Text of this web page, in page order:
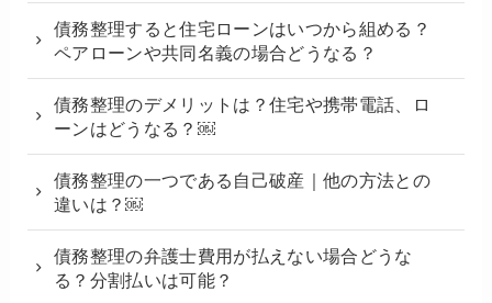
債務整理すると住宅ローンはいつから組める？
ペアローンや共同名義の場合どうなる？
債務整理のデメリットは？住宅や携帯電話、ロ
ーンはどうなる？￼
債務整理の一つである自己破産｜他の方法との
違いは？￼
債務整理の弁護士費用が払えない場合どうな
る？分割払いは可能？